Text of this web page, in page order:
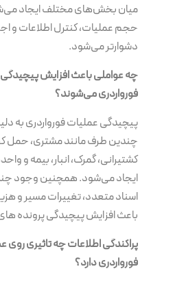
میان بخش‌های مختلف ایجاد
حجم عملیات، کنترل اطلاعات و
دشوارتر می‌شود.
چه عواملی باعث افزایش
فورواردری می‌شوند؟
پیچیدگی عملیات فورواردری به
چندین طرف مانند مشتری، حمل
کشتیرانی، گمرک، انبار، بیمه و
ایجاد می‌شود. همچنین وجود
اسناد متعدد، تغییرات مسیر و
باعث افزایش پیچیدگی پرونده
پراکندگی اطلاعات چه تاثیری
فورواردری دارد؟